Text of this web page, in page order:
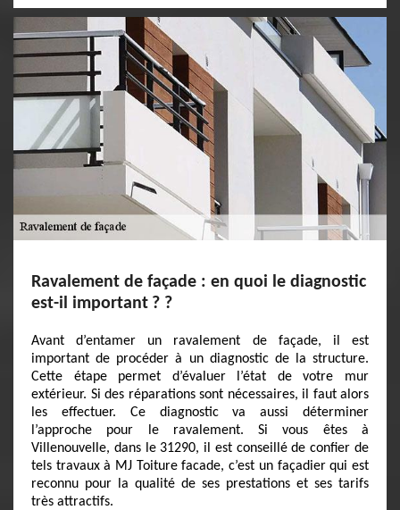
Ravalement de façade : en quoi le diagnostic
est-il important ? ?
Avant d’entamer un ravalement de façade, il est
important de procéder à un diagnostic de la structure.
Cette étape permet d’évaluer l’état de votre mur
extérieur. Si des réparations sont nécessaires, il faut alors
les effectuer. Ce diagnostic va aussi déterminer
l’approche pour le ravalement. Si vous êtes à
Villenouvelle, dans le 31290, il est conseillé de confier de
tels travaux à MJ Toiture facade, c’est un façadier qui est
reconnu pour la qualité de ses prestations et ses tarifs
très attractifs.